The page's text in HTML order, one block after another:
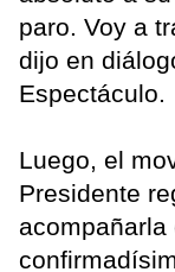
paro. Voy a
dijo en
Espectáculo.
Luego, el
Presidente